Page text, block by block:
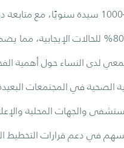
لدى النساء حول أهمية
الصحية في المجتمعات
والجهات المحلية
في دعم قرارات